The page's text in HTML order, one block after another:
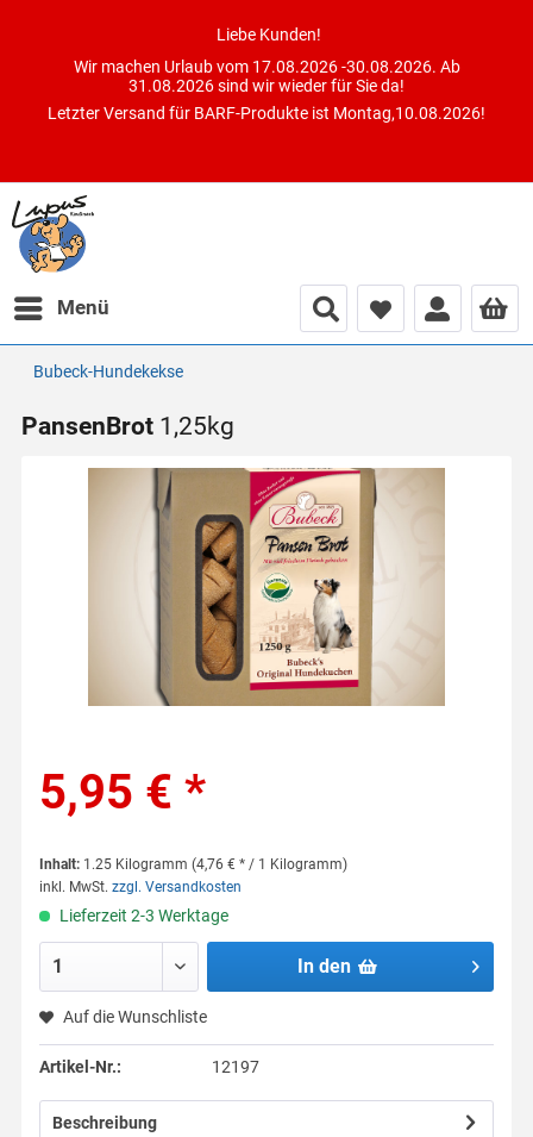
Liebe Kunden!
Wir machen Urlaub vom 17.08.2026 -30.08.2026. Ab
31.08.2026 sind wir wieder für Sie da!
Letzter Versand für BARF-Produkte ist Montag,10.08.2026!
Menü
Bubeck-Hundekekse
PansenBrot 1,25kg
5,95 € *
Inhalt: 1.25 Kilogramm (4,76 € * / 1 Kilogramm)
inkl. MwSt. zzgl. Versandkosten
Lieferzeit 2-3 Werktage
In den
Auf die Wunschliste
Artikel-Nr.: 12197
Beschreibung